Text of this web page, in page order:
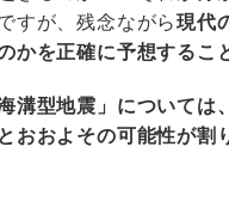
すが、残念ながら現代
かを正確に予想するこ
海溝型地震」については
おおよその可能性が割